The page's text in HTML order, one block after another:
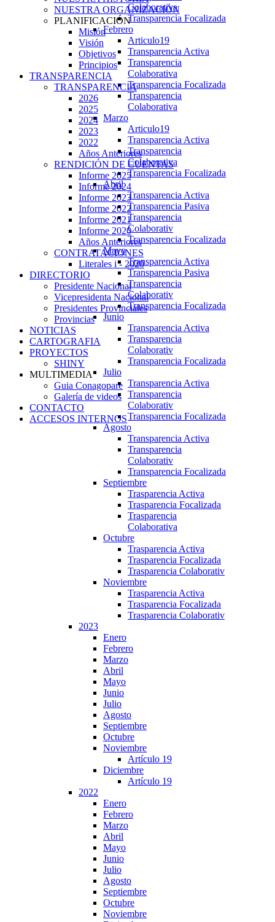
Colaborativa
Transparencia Focalizada
Febrero
Articulo19
Transparencia Activa
Transparencia
Colaborativa
Transparencia Focalizada
Transparencia
Colaborativa
Marzo
Articulo19
Transparencia Activa
Transparencia
Colaborativa
Transparencia Focalizada
Abril
Transparencia Activa
Transparencia Pasiva
Transparencia
Colaborativ
Transparencia Focalizada
Mayo
Transparencia Activa
Transparencia Pasiva
Transparencia
Colaborativ
Transparencia Focalizada
Junio
Transparencia Activa
Transparencia
Colaborativ
Transparencia Focalizada
Julio
Transparencia Activa
Transparencia
Colaborativ
Transparencia Focalizada
Agosto
Transparencia Activa
Transparencia
Colaborativ
Transparencia Focalizada
Septiembre
Trasparencia Activa
Trasparencia Focalizada
Trasparencia
Colaborativa
Octubre
Trasparencia Activa
Trasparencia Focalizada
Trasparencia Colaborativ
Noviembre
Trasparencia Activa
Trasparencia Focalizada
Trasparencia Colaborativ
2023
Enero
Febrero
Marzo
Abril
Mayo
Junio
Julio
Agosto
Septiembre
Octubre
Noviembre
Artículo 19
Diciembre
Artículo 19
2022
Enero
Febrero
Marzo
Abril
Mayo
Junio
Julio
Agosto
Septiembre
Octubre
Noviembre
NUESTRA ORGANIZACIÓN
PLANIFICACIÓN
Misión
Visión
Objetivos
Principios
TRANSPARENCIA
TRANSPARENCIA
2026
2025
2024
2023
2022
Años Anteriores
RENDICIÓN DE CUENTAS
Informe 2025
Informe 2024
Informe 2023
Informe 2022
Informe 2021
Informe 2020
Años Anteriores
CONTRATACIONES
Literales i - 2020
DIRECTORIO
Presidente Nacional
Vicepresidenta Nacional
Presidentes Provinciales
Provincias
NOTICIAS
CARTOGRAFIA
PROYECTOS
SHINY
MULTIMEDIA
Guia Conagopare
Galería de videos
CONTACTO
ACCESOS INTERNOS